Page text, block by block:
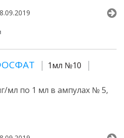
1мл №10
мл по 1 мл в ампулах № 5,